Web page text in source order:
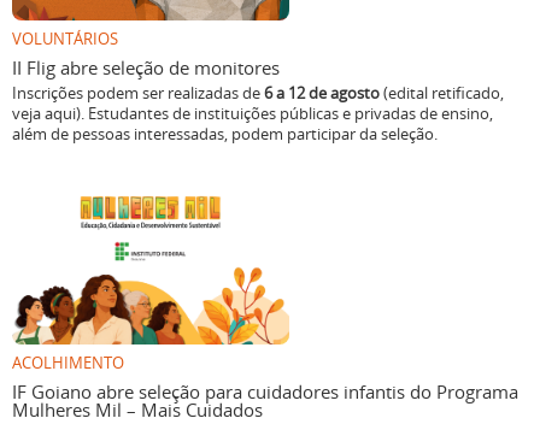
VOLUNTÁRIOS
II Flig abre seleção de monitores
Inscrições podem ser realizadas de6 a 12 de agosto(edital retificado,
veja aqui). Estudantes de instituições públicas e privadas de ensino,
além de pessoas interessadas, podem participar da seleção.
ACOLHIMENTO
IF Goiano abre seleção para cuidadores infantis do Programa
Mulheres Mil – Mais Cuidados